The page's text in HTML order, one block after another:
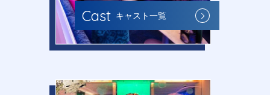
Cast キャスト一覧